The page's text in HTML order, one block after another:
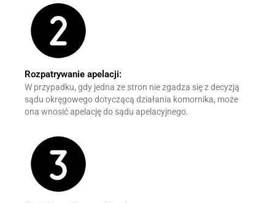
Rozpatrywanie apelacji:
W przypadku, gdy jedna ze stron nie zgadza się z decyzją
sądu okręgowego dotyczącą działania komornika, może
ona wnosić apelację do sądu apelacyjnego.